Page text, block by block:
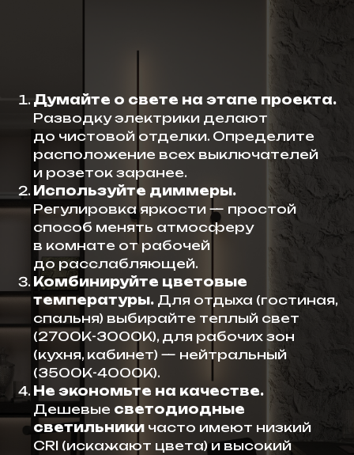
Думайте о свете на этапе проекта.
Разводку электрики делают
до чистовой отделки. Определите
расположение всех выключателей
и розеток заранее.
Используйте диммеры.
Регулировка яркости — простой
способ менять атмосферу
в комнате от рабочей
до расслабляющей.
Комбинируйте цветовые
температуры. Для отдыха (гостиная,
спальня) выбирайте теплый свет
(2700К-3000К), для рабочих зон
(кухня, кабинет) — нейтральный
(3500К-4000К).
Не экономьте на качестве.
Дешевые светодиодные
светильники часто имеют низкий
CRI (искажают цвета) и высокий